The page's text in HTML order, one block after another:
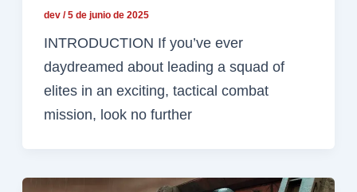
dev/5 de junio de 2025
INTRODUCTION If you’ve ever
daydreamed about leading a squad of
elites in an exciting, tactical combat
mission, look no further